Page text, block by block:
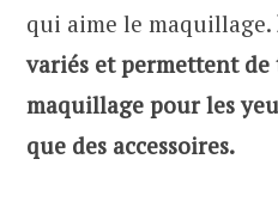
qui aime le maquillage.
variés et permettent
maquillage pour les
que des accessoires.